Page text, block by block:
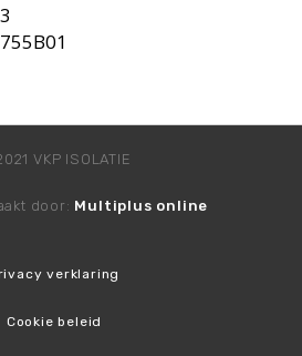
VKP ISOLATIE
door: Multiplus online
verklaring
Cookie beleid